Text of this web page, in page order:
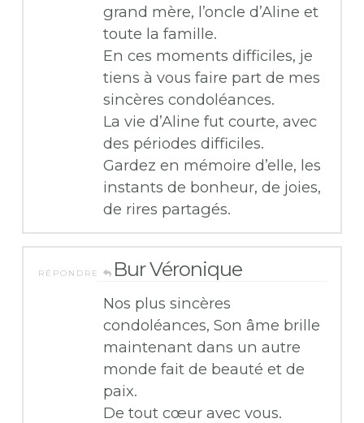
grand mère, l’oncle d’Aline et
toute la famille.
En ces moments difficiles, je
tiens à vous faire part de mes
sincères condoléances.
La vie d’Aline fut courte, avec
des périodes difficiles.
Gardez en mémoire d’elle, les
instants de bonheur, de joies,
de rires partagés.
RÉPONDRE Bur Véronique
Nos plus sincères
condoléances, Son âme brille
maintenant dans un autre
monde fait de beauté et de
paix.
De tout cœur avec vous.